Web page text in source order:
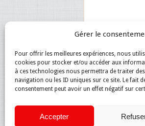
Gérer le
Pour offrir les meilleures expériences, nous
cookies pour stocker et/ou accéder aux
à ces technologies nous permettra de traiter
navigation ou les ID uniques sur ce site. Le fait
consentement peut avoir un effet négatif sur
Accepter